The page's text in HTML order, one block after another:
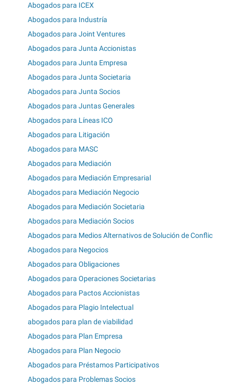
Abogados para ICEX
Abogados para Industría
Abogados para Joint Ventures
Abogados para Junta Accionistas
Abogados para Junta Empresa
Abogados para Junta Societaria
Abogados para Junta Socios
Abogados para Juntas Generales
Abogados para Líneas ICO
Abogados para Litigación
Abogados para MASC
Abogados para Mediación
Abogados para Mediación Empresarial
Abogados para Mediación Negocio
Abogados para Mediación Societaria
Abogados para Mediación Socios
Abogados para Medios Alternativos de Solución de Conflic
Abogados para Negocios
Abogados para Obligaciones
Abogados para Operaciones Societarias
Abogados para Pactos Accionistas
Abogados para Plagio Intelectual
abogados para plan de viabilidad
Abogados para Plan Empresa
Abogados para Plan Negocio
Abogados para Préstamos Participativos
Abogados para Problemas Socios